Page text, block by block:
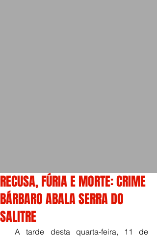
RECUSA, FÚRIA E MORTE: CRIME
BÁRBARO ABALA SERRA DO
SALITRE
A tarde desta quarta-feira, 11 de